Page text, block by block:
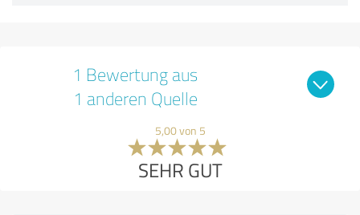
1 Bewertung aus
1 anderen Quelle
5,00 von 5
SEHR GUT